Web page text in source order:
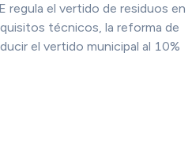
regula el vertido de residuos en
técnicos, la reforma de
el vertido municipal al 10%